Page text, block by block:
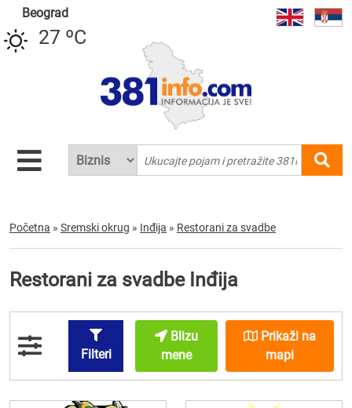
Beograd
27 ºC
Početna » Sremski okrug » Inđija » Restorani za svadbe
Restorani za svadbe Inđija
Filteri
Blizu
mene
Prikaži na
mapi